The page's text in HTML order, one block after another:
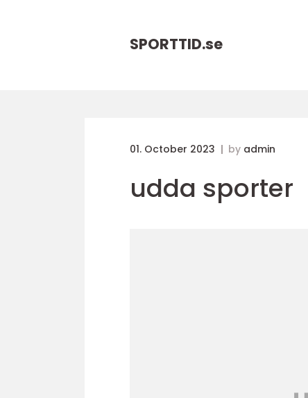
SPORTTID.se
01. October 2023 by admin
udda sporter